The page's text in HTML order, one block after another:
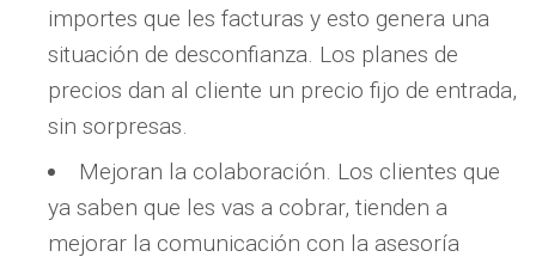
importes que les facturas y esto genera una
situación de desconfianza. Los planes de
precios dan al cliente un precio fijo de entrada,
sin sorpresas.
Mejoran la colaboración. Los clientes que
ya saben que les vas a cobrar, tienden a
mejorar la comunicación con la asesoría